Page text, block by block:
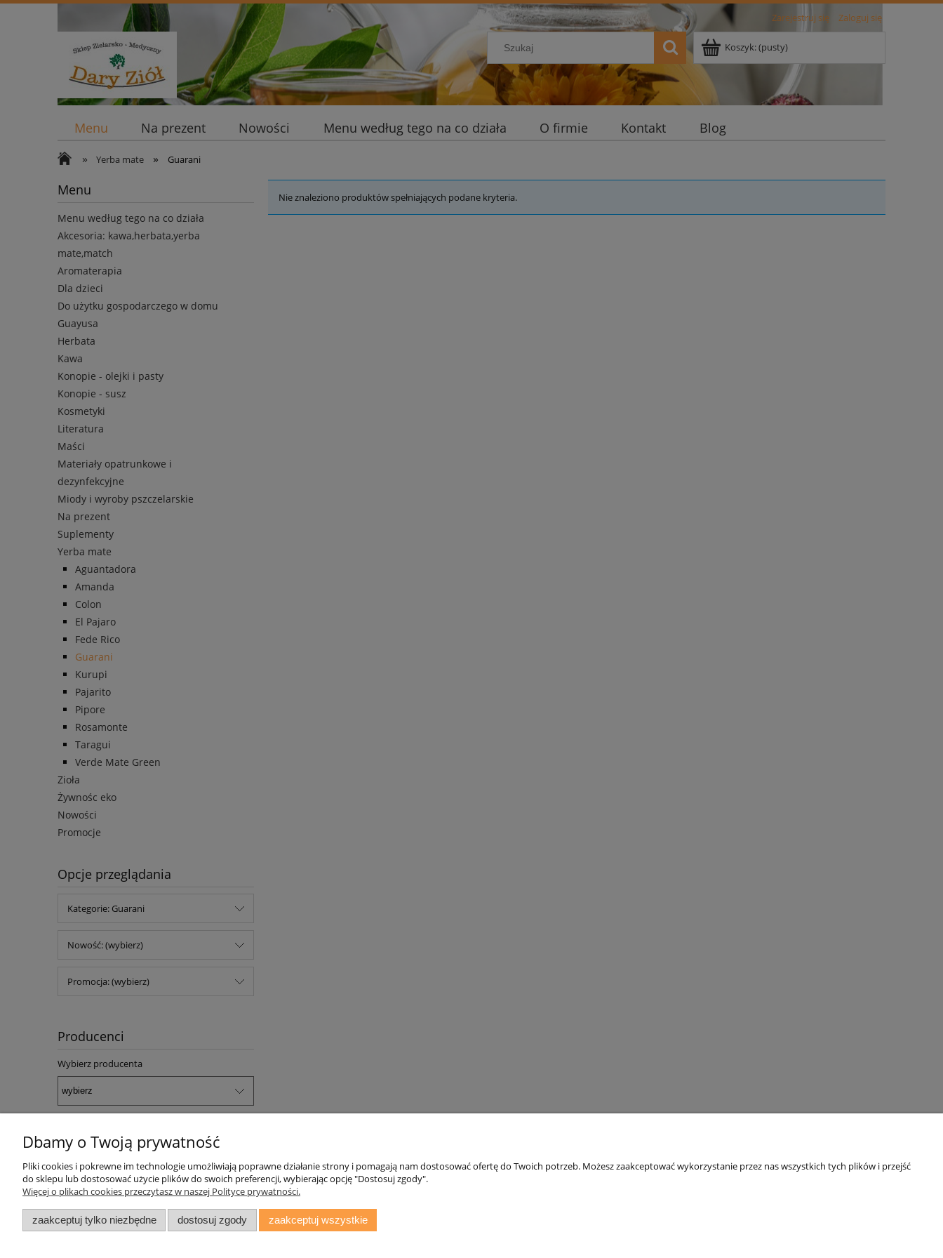
Zarejestruj się Zaloguj się
Koszyk:(pusty)
Menu Na prezent Nowości Menu według tego na co działa O firmie Kontakt Blog
» Yerba mate » Guarani
Menu
Menu według tego na co działa
Akcesoria: kawa,herbata,yerba
mate,match
Aromaterapia
Dla dzieci
Do użytku gospodarczego w domu
Guayusa
Herbata
Kawa
Konopie - olejki i pasty
Konopie - susz
Kosmetyki
Literatura
Maści
Materiały opatrunkowe i
dezynfekcyjne
Miody i wyroby pszczelarskie
Na prezent
Suplementy
Yerba mate
Aguantadora
Amanda
Colon
El Pajaro
Fede Rico
Guarani
Kurupi
Pajarito
Pipore
Rosamonte
Taragui
Verde Mate Green
Zioła
Żywnośc eko
Nowości
Promocje
Opcje przeglądania
Kategorie: Guarani
Nowość: (wybierz)
Promocja: (wybierz)
Producenci
Wybierz producenta
Nie znaleziono produktów spełniających podane kryteria.
Pomoc
Zwroty i reklamacje
Oświadczenie o Dostępności
Regulamin
Moje konto
Twoje zamówienia
Ustawienia konta
Przechowalnia
Płatności i dostawa Informacje O nas
Dbamy o Twoją prywatność
Pliki cookies i pokrewne im technologie umożliwiają poprawne działanie strony i pomagają nam dostosować ofertę do Twoich potrzeb. Możesz zaakceptować wykorzystanie przez nas wszystkich tych plików i przejść
do sklepu lub dostosować użycie plików do swoich preferencji, wybierając opcję "Dostosuj zgody".
Więcej o plikach cookies przeczytasz w naszej Polityce prywatności.
zaakceptuj tylko niezbędne dostosuj zgody zaakceptuj wszystkie